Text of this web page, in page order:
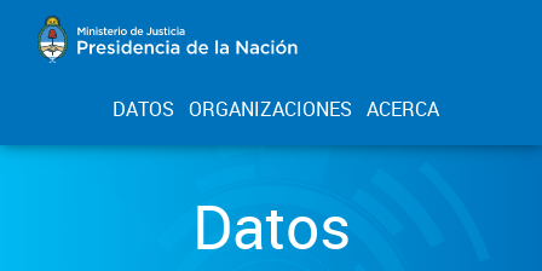
DATOS ORGANIZACIONES ACERCA
Datos